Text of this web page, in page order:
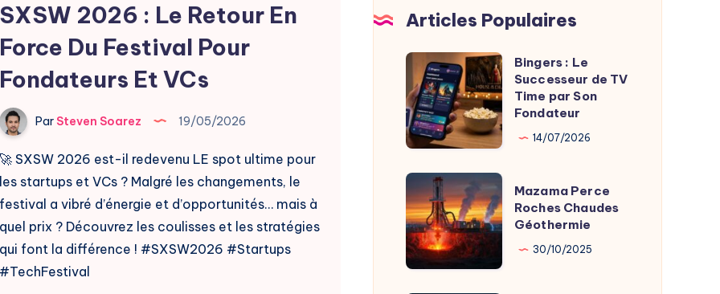
SXSW 2026 : Le Retour En
Force Du Festival Pour
Fondateurs Et VCs
Par Steven Soarez 19/05/2026
🚀 SXSW 2026 est-il redevenu LE spot ultime pour
les startups et VCs ? Malgré les changements, le
festival a vibré d’énergie et d’opportunités… mais à
quel prix ? Découvrez les coulisses et les stratégies
qui font la différence ! #SXSW2026 #Startups
#TechFestival
Articles Populaires
Bingers
Le
Successeur
de
TV
Time
par
Son
Fondateur
Bingers : Le
Successeur de TV
Time par Son
Fondateur
14/07/2026
Mazama
Perce
Roches
Chaudes
Géothermie
Mazama Perce
Roches Chaudes
Géothermie
30/10/2025